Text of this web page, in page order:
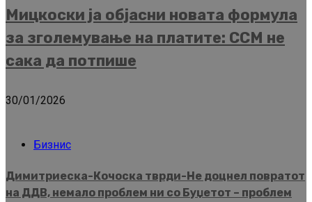
Мицкоски ја објасни новата формула
за зголемување на платите: ССМ не
сака да потпише
30/01/2026
Бизнис
Димитриеска-Кочоска тврди-Не доцнел повратот
на ДДВ, немало проблем ни со Буџетот – проблем